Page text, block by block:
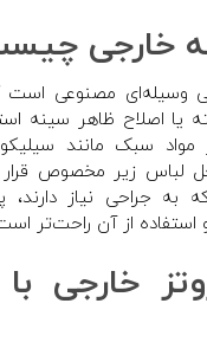
خارجی
وسیله‌ای مصنوعی است
یا اصلاح ظاهر سینه
مواد سبک مانند
لباس زیر مخصوص قرار
به جراحی نیاز دارند،
از آن راحت‌تر
خارجی با